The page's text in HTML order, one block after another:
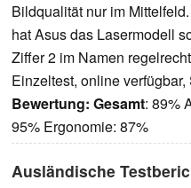
Bildqualität nur im
hat Asus das Lasermodell
Ziffer 2 im Namen
Einzeltest, online
Bewertung: Gesamt: 89%
95% Ergonomie: 87%
Ausländische